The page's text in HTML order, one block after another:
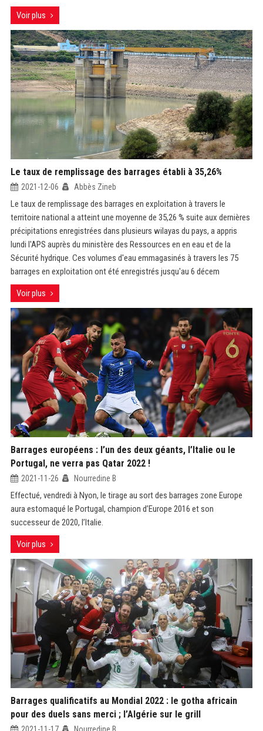
Voir plus
Le taux de remplissage des barrages établi à 35,26%
2021-12-06 Abbès Zineb
Le taux de remplissage des barrages en exploitation à travers le
territoire national a atteint une moyenne de 35,26 % suite aux dernières
précipitations enregistrées dans plusieurs wilayas du pays, a appris
lundi l'APS auprès du ministère des Ressources en en eau et de la
Sécurité hydrique. Ces volumes d'eau emmagasinés à travers les 75
barrages en exploitation ont été enregistrés jusqu'au 6 décem
Voir plus
Barrages européens : l’un des deux géants, l’Italie ou le
Portugal, ne verra pas Qatar 2022 !
2021-11-26 Nourredine B
Effectué, vendredi à Nyon, le tirage au sort des barrages zone Europe
aura estomaqué le Portugal, champion d’Europe 2016 et son
successeur de 2020, l’Italie.
Voir plus
Barrages qualificatifs au Mondial 2022 : le gotha africain
pour des duels sans merci ; l’Algérie sur le grill